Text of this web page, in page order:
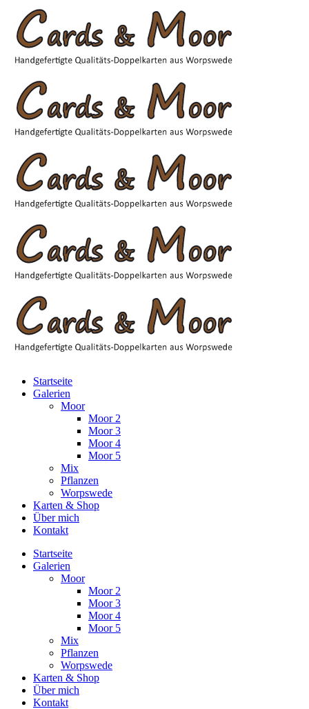
Startseite
Galerien
Moor
Moor 2
Moor 3
Moor 4
Moor 5
Mix
Pflanzen
Worpswede
Karten & Shop
Über mich
Kontakt
Startseite
Galerien
Moor
Moor 2
Moor 3
Moor 4
Moor 5
Mix
Pflanzen
Worpswede
Karten & Shop
Über mich
Kontakt